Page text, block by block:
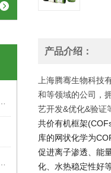
产品介绍：
上海腾骞生物科
和等领域的公司，
艺开发&优化&验证
共价有机框架
库的网状化学为
促进离子渗透、能
化、水热稳定性好